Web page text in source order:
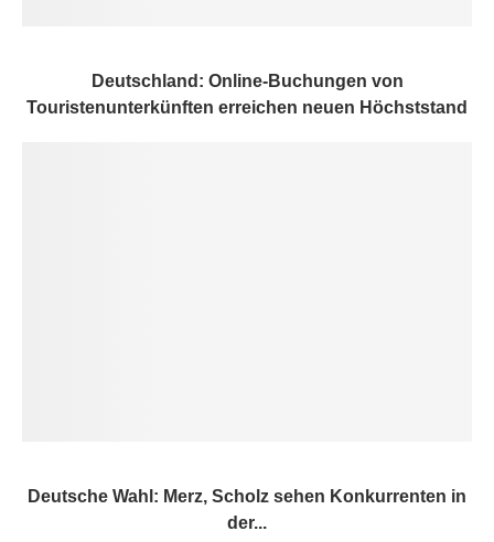
Deutschland: Online-Buchungen von
Touristenunterkünften erreichen neuen Höchststand
Deutsche Wahl: Merz, Scholz sehen Konkurrenten in
der...